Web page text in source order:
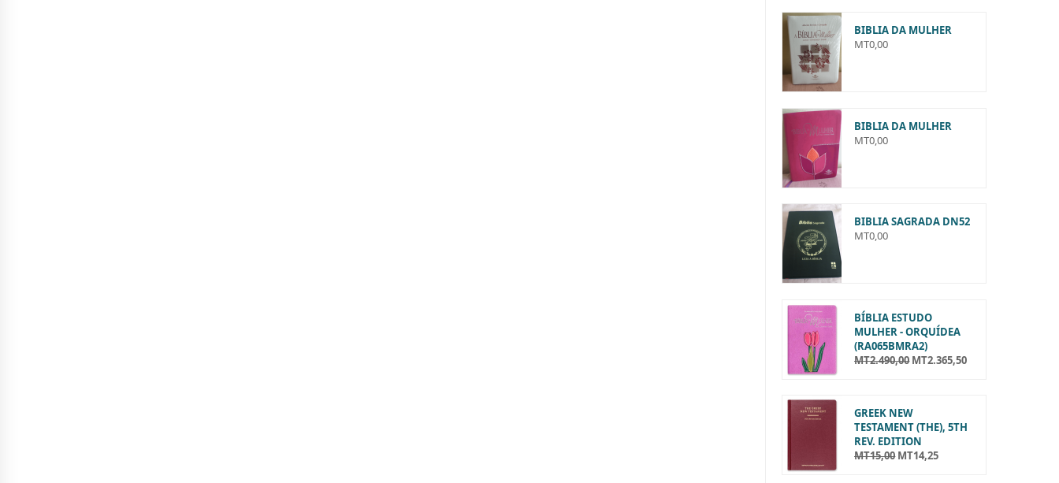
BIBLIA DA MULHER
MT0,00
BIBLIA DA MULHER
MT0,00
BIBLIA SAGRADA DN52
MT0,00
BÍBLIA ESTUDO
MULHER - ORQUÍDEA
(RA065BMRA2)
O
ç
o
o
r
MT2.490,00O
ç
o
a
t
MT2.365,50
GREEK NEW
TESTAMENT (THE), 5TH
REV. EDITION
O
MT15,00OMT14,25